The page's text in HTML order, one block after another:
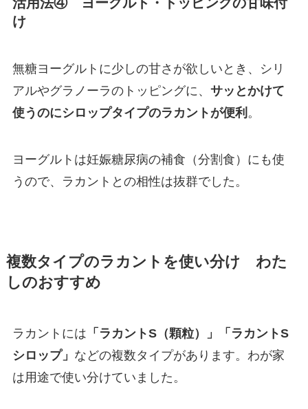
け
無糖ヨーグルトに少しの甘さが欲しいとき、シリ
アルやグラノーラのトッピングに、 サッとかけて
使うのにシロップタイプのラカントが便利 。
ヨーグルトは妊娠糖尿病の補食（分割食）にも使
うので、ラカントとの相性は抜群でした。
複数タイプのラカントを使い分け わた
しのおすすめ
ラカントには 「ラカントS（顆粒）」「ラカントS
シロップ」 などの複数タイプがあります。わが家
は用途で使い分けていました。